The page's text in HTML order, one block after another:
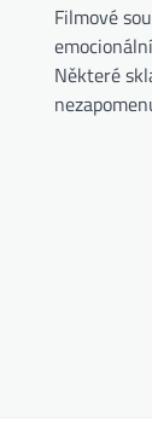
Filmové
Některé